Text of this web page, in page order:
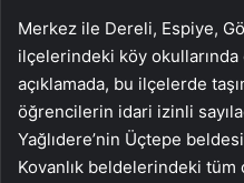
Merkez ile Dereli, Espiye,
ilçelerindeki köy
açıklamada, bu ilçelerde
öğrencilerin idari izinli
Yağlıdere’nin Üçtepe
Kovanlık beldelerindeki